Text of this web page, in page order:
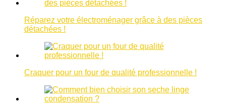
Réparez votre électroménager grâce à des pièces
détachées !
Craquer pour un four de qualité professionnelle !